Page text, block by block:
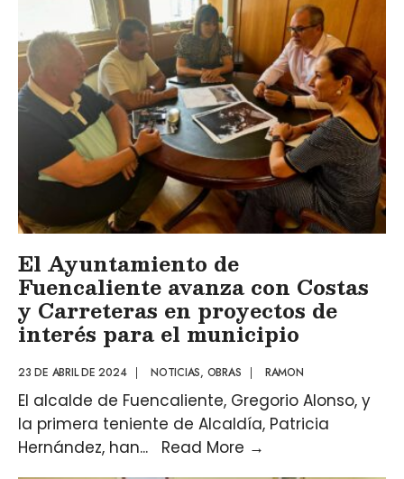
El Ayuntamiento de
Fuencaliente avanza con Costas
y Carreteras en proyectos de
interés para el municipio
23 DE ABRIL DE 2024 | NOTICIAS, OBRAS | RAMON
El alcalde de Fuencaliente, Gregorio Alonso, y
la primera teniente de Alcaldía, Patricia
Hernández, han... Read More →